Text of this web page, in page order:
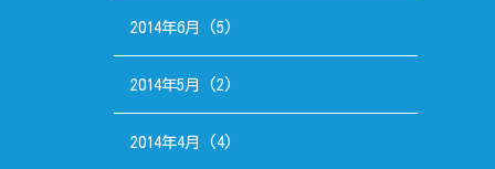
2014年6月 (5)
2014年5月 (2)
2014年4月 (4)